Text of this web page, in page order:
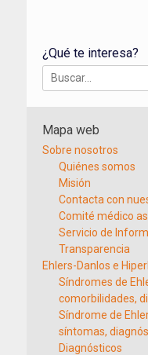
¿Qué te interesa?
Buscar:
Mapa web
Sobre nosotros
Quiénes somos
Misión
Contacta con
Comité médico
Servicio de
Transparencia
Ehlers-Danlos e
Síndromes de
comorbilidades,
Síndrome de
síntomas,
Diagnósticos